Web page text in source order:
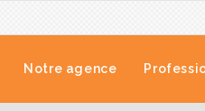
Notre agence